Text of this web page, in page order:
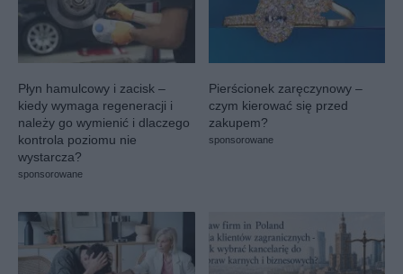
Płyn hamulcowy i zacisk –
kiedy wymaga regeneracji i
należy go wymienić i dlaczego
kontrola poziomu nie
wystarcza?
sponsorowane
Pierścionek zaręczynowy –
czym kierować się przed
zakupem?
sponsorowane